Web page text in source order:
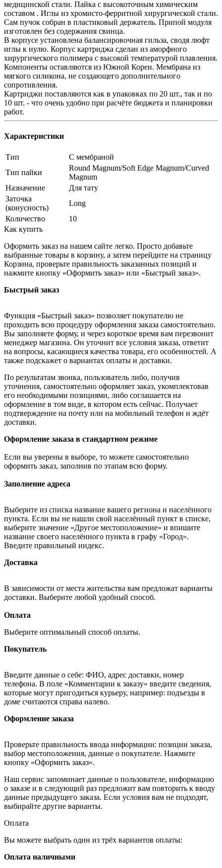
медицинской стали. Пайка с высокоточным химическим
составом . Иглы из хромисто-ферритной хирургической стали.
Сам пучок собран в пластиковый держатель. Припой модуля
изготовлен без содержания свинца.
В корпусе установлена балансировочная гильза, сводя люфт
иглы к нулю. Корпус картриджа сделан из аморфного
хирургического полимера с высокой температурой плавления.
Компоненты оставляются из Южной Кореи. Мембрана из
мягкого силикона, не создающего дополнительного
сопротивления.
Картриджи поставляются как в упаковках по 20 шт., так и по
10 шт. - что очень удобно при расчёте бюджета и планировки
работ.
Характеристики
Тип
С мембраной
Тип пайки
Round Magnum/Soft Edge Magnum/Curved
Magnum
Назначение
Для тату
Заточка
(конусность)
Long
Количество
10
Как купить
Оформить заказ на нашем сайте легко. Просто добавьте
выбранные товары в корзину, а затем перейдите на страницу
Корзина, проверьте правильность заказанных позиций и
нажмите кнопку «Оформить заказ» или «Быстрый заказ».
Быстрый заказ
Функция «Быстрый заказ» позволяет покупателю не
проходить всю процедуру оформления заказа самостоятельно.
Вы заполняете форму, и через короткое время вам перезвонит
менеджер магазина. Он уточнит все условия заказа, ответит
на вопросы, касающиеся качества товара, его особенностей. А
также подскажет о вариантах оплаты и доставки.
По результатам звонка, пользователь либо, получив
уточнения, самостоятельно оформляет заказ, укомплектовав
его необходимыми позициями, либо соглашается на
оформление в том виде, в котором есть сейчас. Получает
подтверждение на почту или на мобильный телефон и ждёт
доставки.
Оформление заказа в стандартном режиме
Если вы уверены в выборе, то можете самостоятельно
оформить заказ, заполнив по этапам всю форму.
Заполнение адреса
Выберите из списка название вашего региона и населённого
пункта. Если вы не нашли свой населённый пункт в списке,
выберите значение «Другое местоположение» и впишите
название своего населённого пункта в графу «Город».
Введите правильный индекс.
Доставка
В зависимости от места жительства вам предложат варианты
доставки. Выберите любой удобный способ.
Оплата
Выберите оптимальный способ оплаты.
Покупатель
Введите данные о себе: ФИО, адрес доставки, номер
телефона. В поле «Комментарии к заказу» введите сведения,
которые могут пригодиться курьеру, например: подъезды в
доме считаются справа налево.
Оформление заказа
Проверьте правильность ввода информации: позиции заказа,
выбор местоположения, данные о покупателе. Нажмите
кнопку «Оформить заказ».
Наш сервис запоминает данные о пользователе, информацию
о заказе и в следующий раз предложит вам повторить к вводу
данные предыдущего заказа. Если условия вам не подходят,
выбирайте другие варианты.
Оплата
Вы можете выбрать один из трёх вариантов оплаты:
Оплата наличными